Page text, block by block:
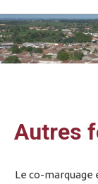
Autres
Le co-marquage